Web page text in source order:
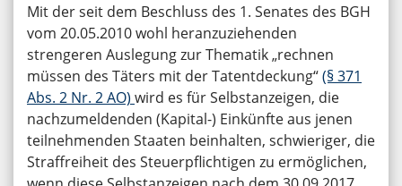
Mit der seit dem Beschluss des 1. Senates des BGH
vom 20.05.2010 wohl heranzuziehenden
strengeren Auslegung zur Thematik „rechnen
müssen des Täters mit der Tatentdeckung“(§ 371
Abs. 2 Nr. 2 AO) wird es für Selbstanzeigen, die
nachzumeldenden (Kapital-) Einkünfte aus jenen
teilnehmenden Staaten beinhalten, schwieriger, die
Straffreiheit des Steuerpflichtigen zu ermöglichen,